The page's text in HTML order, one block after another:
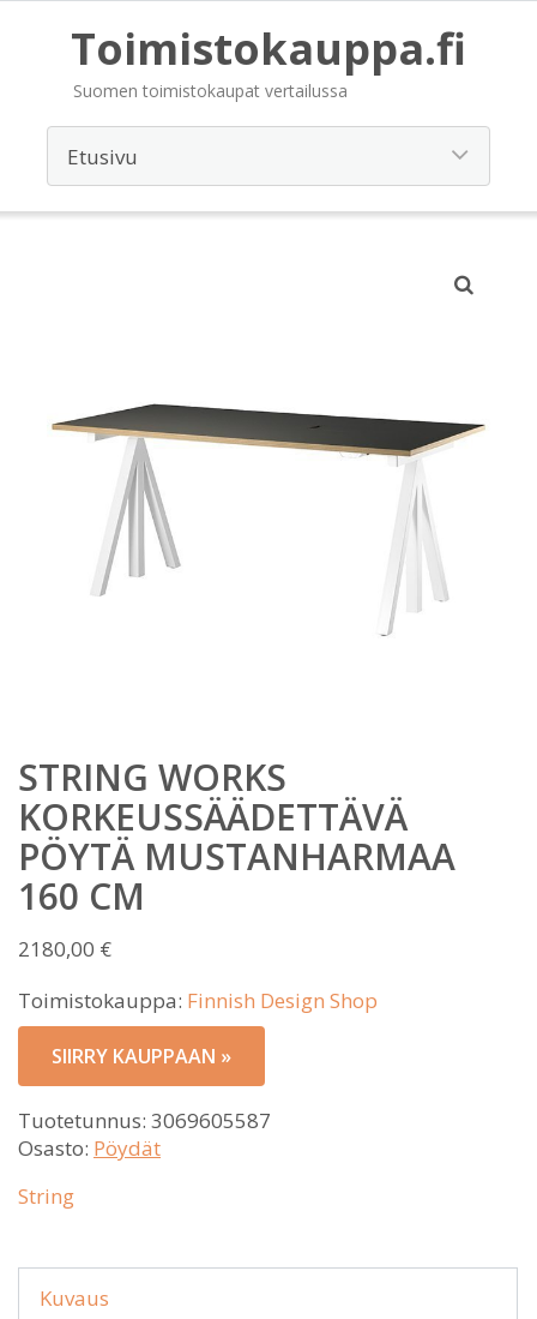
Toimistokauppa.fi
Suomen toimistokaupat vertailussa
STRING WORKS
KORKEUSSÄÄDETTÄVÄ
PÖYTÄ MUSTANHARMAA
160 CM
2180,00 €
Toimistokauppa: Finnish Design Shop
SIIRRY KAUPPAAN »
Tuotetunnus: 3069605587
Osasto: Pöydät
String
Kuvaus